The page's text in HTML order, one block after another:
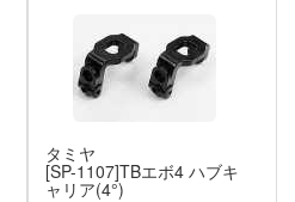
タミヤ
[SP-1107]TBエボ4 ハブキ
ャリア(4°)